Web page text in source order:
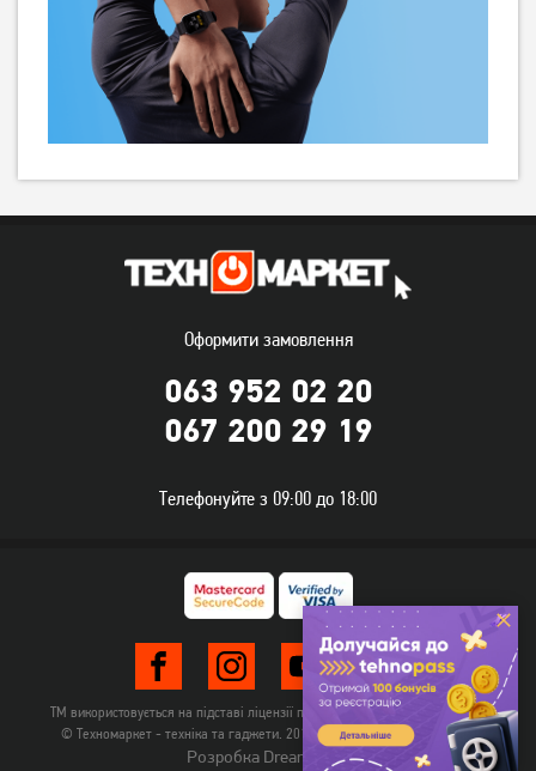
Оформити замовлення
063 952 02 20
067 200 29 19
Телефонуйте з 09:00 до 18:00
ТМ використовується на підставі ліцензії правовласника TehnomarketLTD
© Техномаркет - техніка та гаджети. 2012-2026. Всі права захищені.
Розробка Dream-Line